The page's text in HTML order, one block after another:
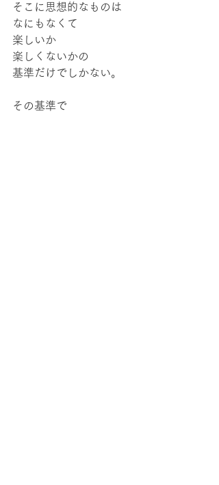
そこに思想的なものは
なにもなくて
楽しいか
楽しくないかの
基準だけでしかない。
その基準で